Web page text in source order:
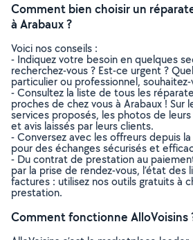
Comment bien choisir un
à Arabaux ?
Voici nos conseils :
- Indiquez votre besoin en quelques
recherchez-vous ? Est-ce urgent ?
particulier ou professionnel, souhaitez-
- Consultez la liste de tous les
proches de chez vous à Arabaux ! Sur
services proposés, les photos de
et avis laissés par leurs clients.
- Conversez avec les offreurs depuis
pour des échanges sécurisés et
- Du contrat de prestation au
par la prise de rendez-vous, l’état des
factures : utilisez nos outils gratuits à
prestation.
Comment fonctionne AlloVoisins